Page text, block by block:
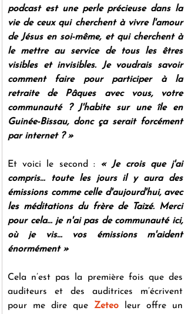
podcast est une perle précieuse dans la
vie de ceux qui cherchent à vivre l'amour
de Jésus en soi-même, et qui cherchent à
le mettre au service de tous les êtres
visibles et invisibles. Je voudrais savoir
comment faire pour participer à la
retraite de Pâques avec vous, votre
communauté ? J'habite sur une île en
Guinée-Bissau, donc ça serait forcément
par internet ? »
Et voici le second : « Je crois que j'ai
compris... toute les jours il y aura des
émissions comme celle d'aujourd'hui, avec
les méditations du frère de Taizé. Merci
pour cela... je n'ai pas de communauté ici,
où je vis... vos émissions m'aident
énormément »
Cela n’est pas la première fois que des
auditeurs et des auditrices m’écrivent
pour me dire que Zeteo leur offre un